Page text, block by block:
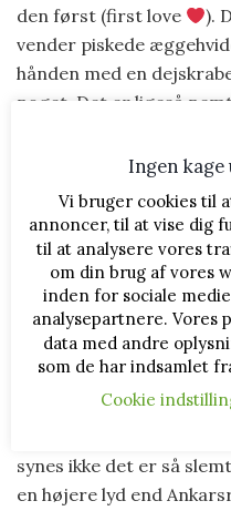
den først (first love
).
vender piskede
hånden med en
noget. Det er ligeså
Kenwood’en er god til
piskes, og K-spaden er
som sagt bruger jeg
skruer op for
“danse” lidt. Selv ved
“ledet” hvor man løfter
den sagtens holde til
for maskinen. Nogle af
larme. Jeg fornemmer
synes ikke det er så
en højere lyd end
Ingen kage
Vi bruger cookies til
annoncer, til at vise dig
til at analysere vores
om din brug af vores
inden for sociale
analysepartnere. Vores
data med andre
som de har indsamlet
Cookie